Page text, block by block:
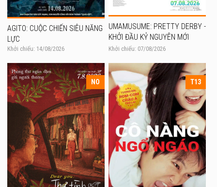
AGITO: CUỘC CHIẾN SIÊU NĂNG
LỰC
Khởi chiếu: 14/08/2026
UMAMUSUME: PRETTY DERBY -
KHỞI ĐẦU KỶ NGUYÊN MỚI
Khởi chiếu: 07/08/2026
NO T13